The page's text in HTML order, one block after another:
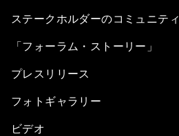
ステークホルダーのコミュニティ
「フォーラム・ストーリー」
プレスリリース
フォトギャラリー
ビデオ